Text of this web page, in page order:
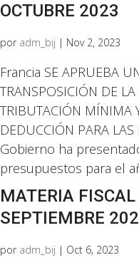
OCTUBRE 2023
por adm_bij | Nov 2, 2023
Francia SE APRUEBA
TRANSPOSICIÓN DE
TRIBUTACIÓN MÍNIMA
DEDUCCIÓN PARA LAS
Gobierno ha
presupuestos para el
MATERIA
SEPTIEMBRE
por adm_bij | Oct 6, 2023